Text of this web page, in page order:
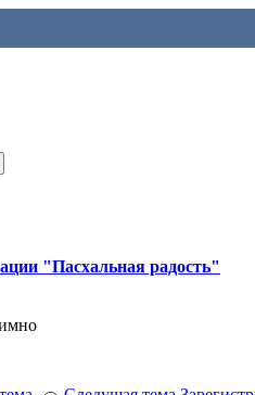
"Пасхальная радость"